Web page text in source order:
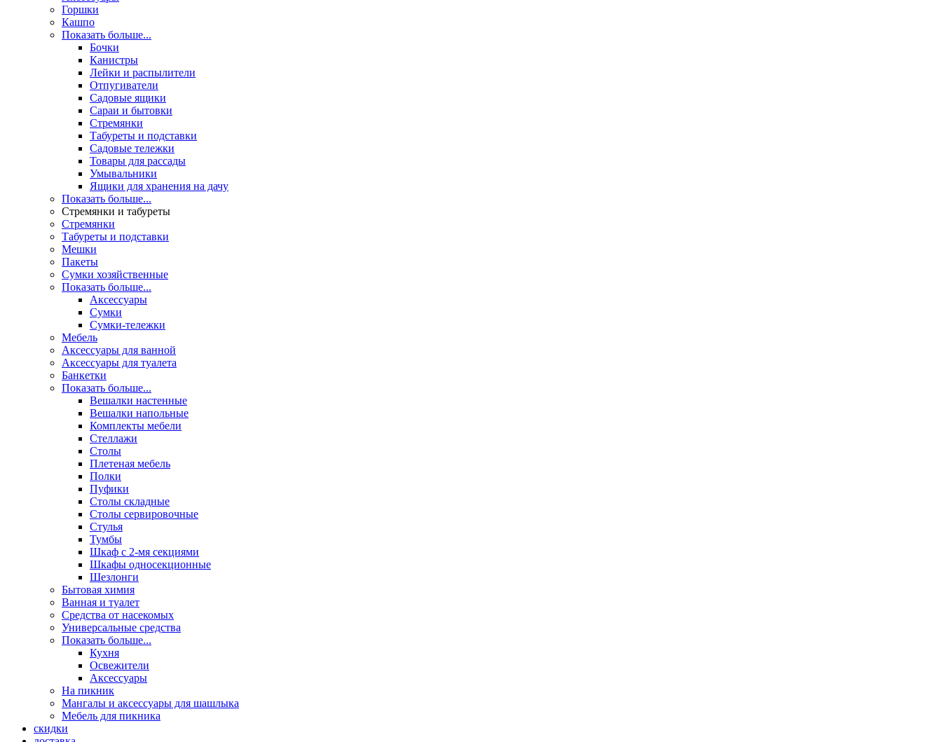
Горшки
Кашпо
Показать больше...
Бочки
Канистры
Лейки и распылители
Отпугиватели
Садовые ящики
Сараи и бытовки
Стремянки
Табуреты и подставки
Садовые тележки
Товары для рассады
Умывальники
Ящики для хранения на дачу
Показать больше...
Стремянки и табуреты
Стремянки
Табуреты и подставки
Мешки
Пакеты
Сумки хозяйственные
Показать больше...
Аксессуары
Сумки
Сумки-тележки
Мебель
Аксессуары для ванной
Аксессуары для туалета
Банкетки
Показать больше...
Вешалки настенные
Вешалки напольные
Комплекты мебели
Стеллажи
Столы
Плетеная мебель
Полки
Пуфики
Столы складные
Столы сервировочные
Стулья
Тумбы
Шкаф с 2-мя секциями
Шкафы односекционные
Шезлонги
Бытовая химия
Ванная и туалет
Средства от насекомых
Универсальные средства
Показать больше...
Кухня
Освежители
Аксессуары
На пикник
Мангалы и аксессуары для шашлыка
Мебель для пикника
скидки